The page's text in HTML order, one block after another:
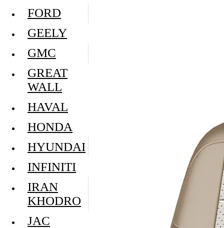
FORD
GEELY
GMC
GREAT
WALL
HAVAL
HONDA
HYUNDAI
INFINITI
IRAN
KHODRO
JAC